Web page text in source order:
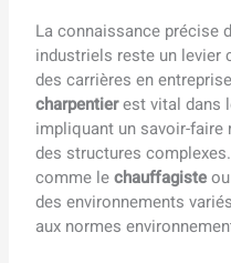
La connaissance précise
industriels reste un levier
des carrières en
charpentierest vital dans
impliquant un savoir-faire
des structures
comme lechauffagiste
des environnements
aux normes